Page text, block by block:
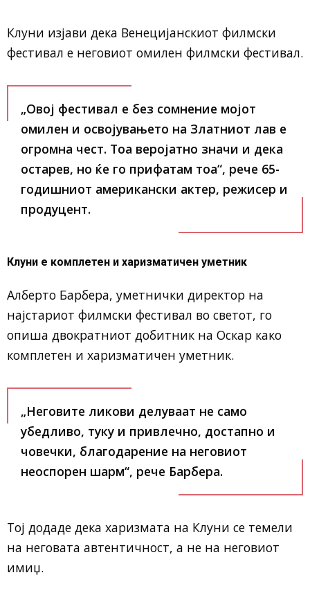
Клуни изјави дека Венецијанскиот филмски
фестивал е неговиот омилен филмски фестивал.
„Овој фестивал е без сомнение мојот
омилен и освојувањето на Златниот лав е
огромна чест. Тоа веројатно значи и дека
остарев, но ќе го прифатам тоа“, рече 65-
годишниот американски актер, режисер и
продуцент.
Клуни е комплетен и харизматичен уметник
Алберто Барбера, уметнички директор на
најстариот филмски фестивал во светот, го
опиша двократниот добитник на Оскар како
комплетен и харизматичен уметник.
„Неговите ликови делуваат не само
убедливо, туку и привлечно, достапно и
човечки, благодарение на неговиот
неоспорен шарм“, рече Барбера.
Тој додаде дека харизмата на Клуни се темели
на неговата автентичност, а не на неговиот
имиџ.